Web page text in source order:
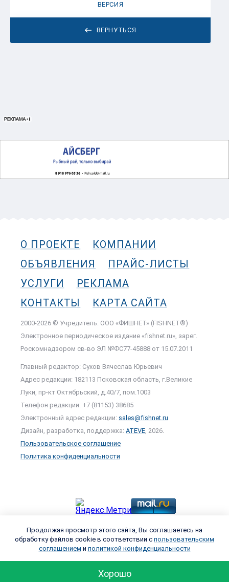
ВЕРНУТЬСЯ
ВЕРСИЯ
О ПРОЕКТЕ
КОМПАНИИ
ОБЪЯВЛЕНИЯ
ПРАЙС-ЛИСТЫ
УСЛУГИ
РЕКЛАМА
КОНТАКТЫ
КАРТА САЙТА
2000-2026 © Учредитель: ООО «ФИШНЕТ» (FISHNET®)
Электронное периодическое издание «fishnet.ru», зарег.
Роскомнадзором cв-во ЭЛ №ФС77-45888 от 15.07.2011
Главный редактор: Сухов Вячеслав Юрьевич
Адрес редакции: 182113 Псковская область, г.Великие
Луки, пр-кт Октябрьский, д.40/7, пом.1003
Телефон редакции: +7 (81153) 38685
Электронный адрес редакции: sales@fishnet.ru
Дизайн, разработка, поддержка: ATEVE, 2026.
Пользовательское соглашение
Политика конфиденциальности
Продолжая просмотр этого сайта, Вы соглашаетесь на
обработку файлов cookie в соответствии с пользовательским
соглашением и политикой конфиденциальности
Хорошо